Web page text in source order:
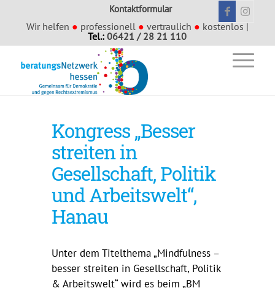
Kontaktformular
Wir helfen ● professionell ● vertraulich ● kostenlos |
Tel.:06421 / 28 21 110
Kongress „Besser
streiten in
Gesellschaft, Politik
und Arbeitswelt“,
Hanau
Unter dem Titelthema „Mindfulness –
besser streiten in Gesellschaft, Politik
& Arbeitswelt“ wird es beim „BM